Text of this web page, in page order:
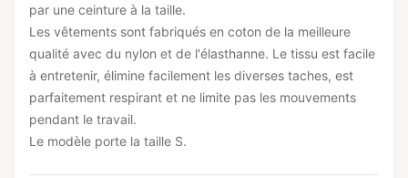
par une ceinture à la taille.
Les vêtements sont fabriqués en coton de la meilleure
qualité avec du nylon et de l'élasthanne. Le tissu est facile
à entretenir, élimine facilement les diverses taches, est
parfaitement respirant et ne limite pas les mouvements
pendant le travail.
Le modèle porte la taille S.